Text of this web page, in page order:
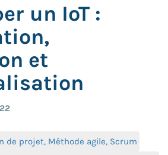
un IoT :
et
de projet, Méthode agile, Scrum